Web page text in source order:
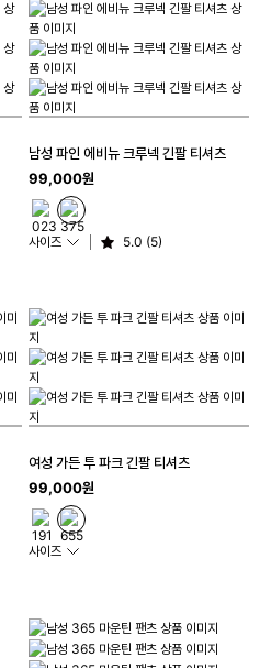
남성 파인 에비뉴 크루넥 긴팔 티셔츠
99,000원
사이즈 5.0 (5)
여성 가든 투 파크 긴팔 티셔츠
99,000원
사이즈